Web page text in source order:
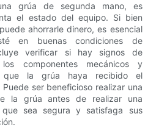
grúa de segunda mano, es
el estado del equipo. Si bien
ahorrarle dinero, es esencial
en buenas condiciones de
verificar si hay signos de
componentes mecánicos y
que la grúa haya recibido el
ser beneficioso realizar una
la grúa antes de realizar una
sea segura y satisfaga sus